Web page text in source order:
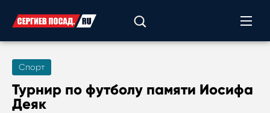
Спорт
Турнир по футболу памяти Иосифа
Деяк